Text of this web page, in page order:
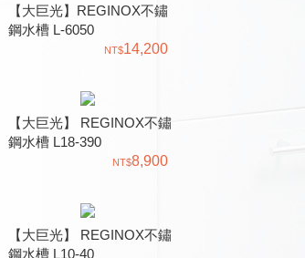
【大巨光】REGINOX不鏽
鋼水槽 L-6050
14,200
【大巨光】 REGINOX不鏽
鋼水槽 L18-390
8,900
【大巨光】 REGINOX不鏽
鋼水槽 L10-40